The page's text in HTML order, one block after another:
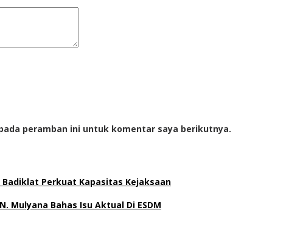
peramban ini untuk komentar saya berikutnya.
Perkuat Kapasitas Kejaksaan
Mulyana Bahas Isu Aktual Di ESDM